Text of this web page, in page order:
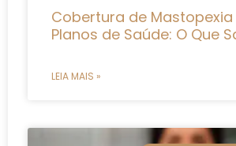
Cobertura de
Planos de Saúde: O Que
LEIA MAIS »